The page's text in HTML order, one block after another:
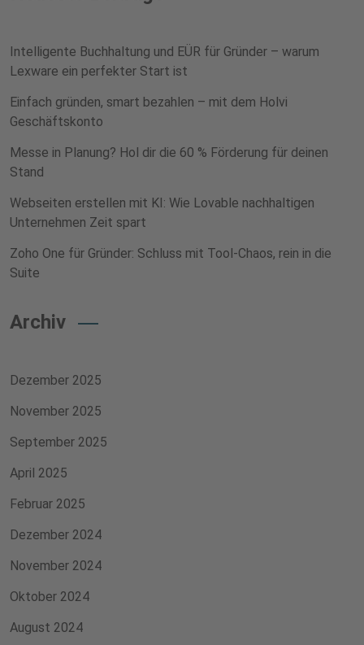
Intelligente Buchhaltung und EÜR für Gründer – warum
Lexware ein perfekter Start ist
Einfach gründen, smart bezahlen – mit dem Holvi
Geschäftskonto
Messe in Planung? Hol dir die 60 % Förderung für deinen
Stand
Webseiten erstellen mit KI: Wie Lovable nachhaltigen
Unternehmen Zeit spart
Zoho One für Gründer: Schluss mit Tool-Chaos, rein in die
Suite
Archiv
Dezember 2025
November 2025
September 2025
April 2025
Februar 2025
Dezember 2024
November 2024
Oktober 2024
August 2024